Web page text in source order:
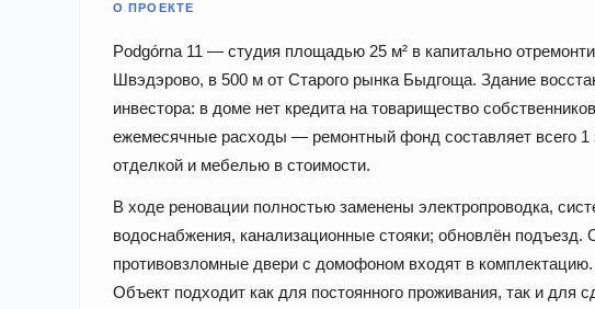
О ПРОЕКТЕ
Podgórna 11 — студия площадью 25 м² в капитально
Швэдэрово, в 500 м от Старого рынка Быдгоща. Здание
инвестора: в доме нет кредита на товарищество
ежемесячные расходы — ремонтный фонд составляет всего 1
отделкой и мебелью в стоимости.
В ходе реновации полностью заменены электропроводка,
водоснабжения, канализационные стояки; обновлён подъезд.
противовзломные двери с домофоном входят в комплектацию.
Объект подходит как для постоянного проживания, так и для